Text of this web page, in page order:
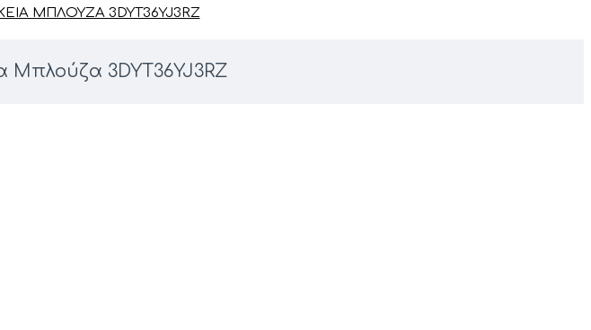
ΜΠΛΟΎΖΑ 3DYT36YJ3RZ
Μπλούζα 3DYT36YJ3RZ